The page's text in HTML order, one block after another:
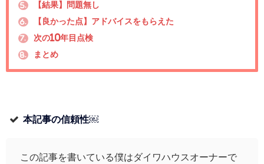
5. 【結果】問題無し
6. 【良かった点】アドバイスをもらえた
7. 次の10年目点検
8. まとめ
本記事の信頼性￼
この記事を書いている僕はダイワハウスオーナーで